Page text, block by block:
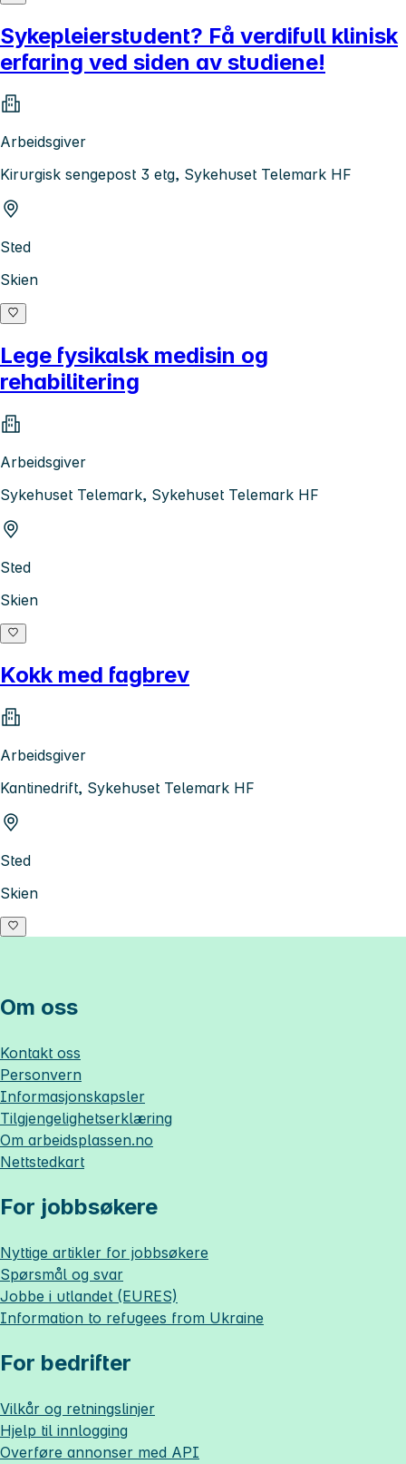
Sykepleierstudent? Få verdifull klinisk
erfaring ved siden av studiene!
Arbeidsgiver
Kirurgisk sengepost 3 etg, Sykehuset Telemark HF
Sted
Skien
Lege fysikalsk medisin og
rehabilitering
Arbeidsgiver
Sykehuset Telemark, Sykehuset Telemark HF
Sted
Skien
Kokk med fagbrev
Arbeidsgiver
Kantinedrift, Sykehuset Telemark HF
Sted
Skien
Om oss
Kontakt oss
Personvern
Informasjonskapsler
Tilgjengelighetserklæring
Om arbeidsplassen.no
Nettstedkart
For jobbsøkere
Nyttige artikler for jobbsøkere
Spørsmål og svar
Jobbe i utlandet (EURES)
Information to refugees from Ukraine
For bedrifter
Vilkår og retningslinjer
Hjelp til innlogging
Overføre annonser med API